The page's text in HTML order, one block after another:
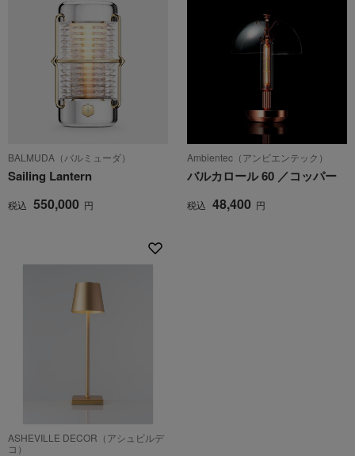
BALMUDA（バルミューダ）
Sailing Lantern
税込 550,000 円
Ambientec（アンビエンテック）
バルカロール 60 ／コッパー
税込 48,400 円
ASHEVILLE DECOR（アシュビルデ
コ）